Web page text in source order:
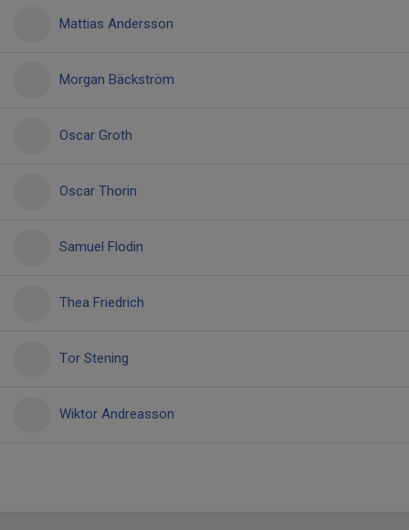
Mattias Andersson
Morgan Bäckström
Oscar Groth
Oscar Thorin
Samuel Flodin
Thea Friedrich
Tor Stening
Wiktor Andreasson